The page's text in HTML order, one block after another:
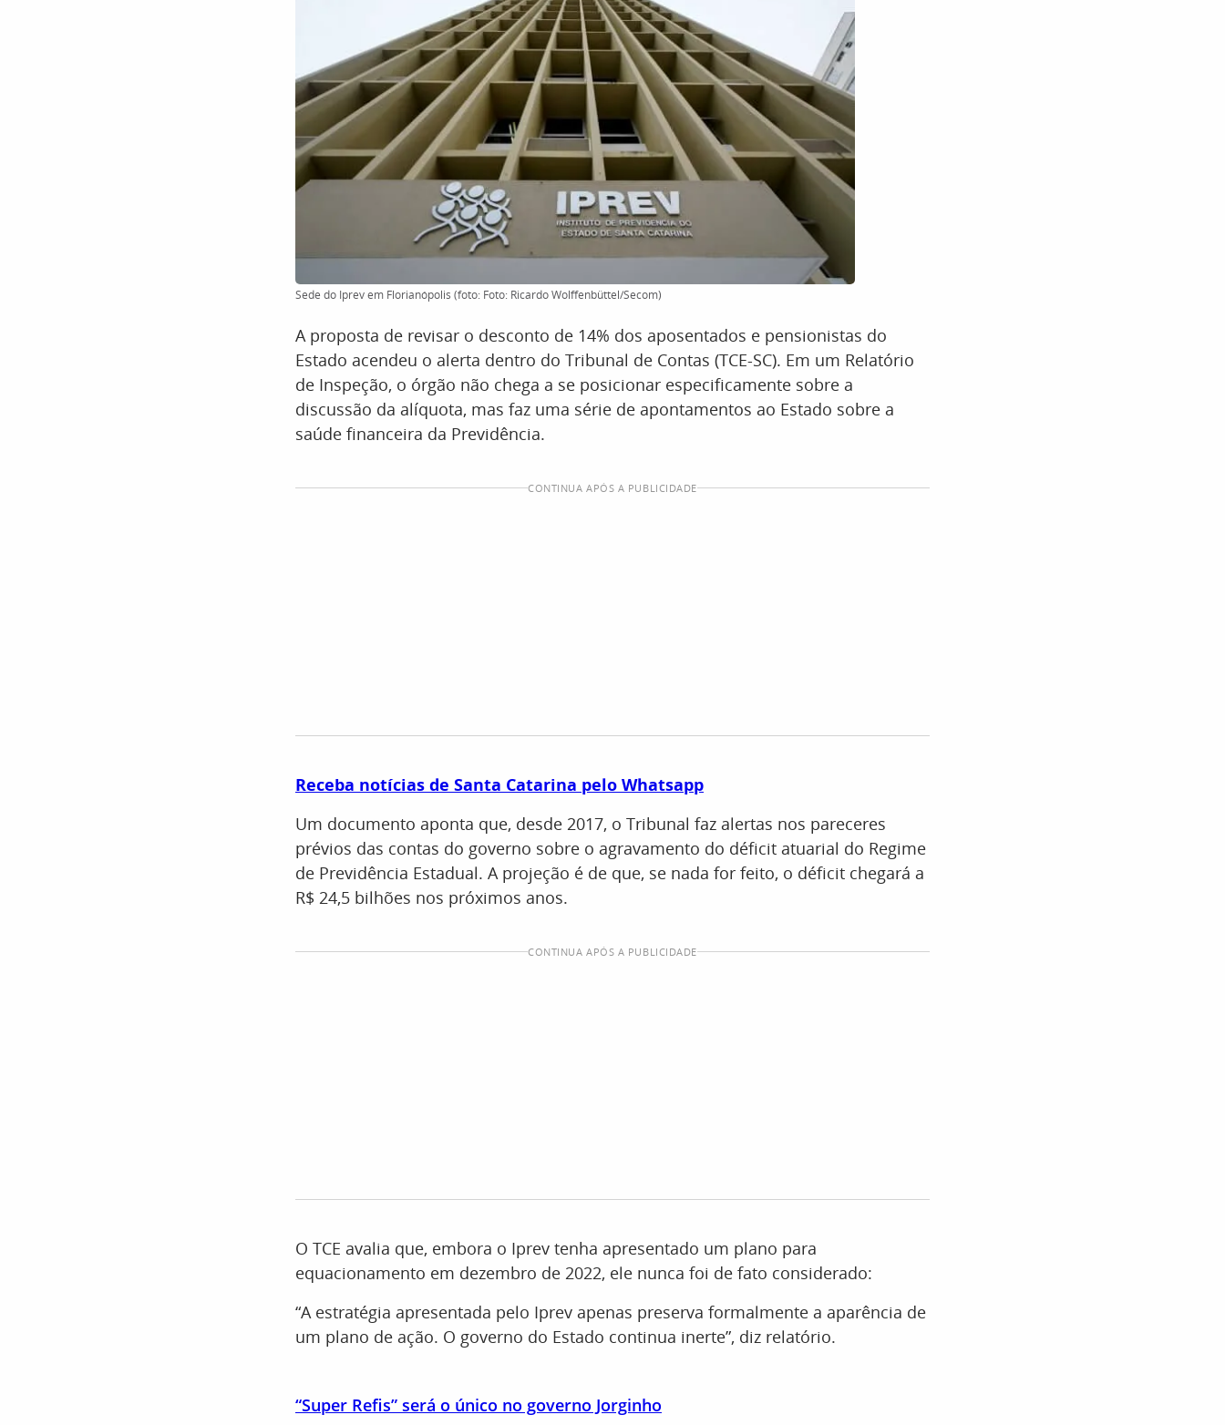
Sede do Iprev em Florianópolis (foto: Foto: Ricardo Wolffenbüttel/Secom)
A proposta de revisar o desconto de 14% dos aposentados e pensionistas do
Estado acendeu o alerta dentro do Tribunal de Contas (TCE-SC). Em um Relatório
de Inspeção, o órgão não chega a se posicionar especificamente sobre a
discussão da alíquota, mas faz uma série de apontamentos ao Estado sobre a
saúde financeira da Previdência.
CONTINUA APÓS A PUBLICIDADE
Receba notícias de Santa Catarina pelo Whatsapp
Um documento aponta que, desde 2017, o Tribunal faz alertas nos pareceres
prévios das contas do governo sobre o agravamento do déficit atuarial do Regime
de Previdência Estadual. A projeção é de que, se nada for feito, o déficit chegará a
R$ 24,5 bilhões nos próximos anos.
CONTINUA APÓS A PUBLICIDADE
O TCE avalia que, embora o Iprev tenha apresentado um plano para
equacionamento em dezembro de 2022, ele nunca foi de fato considerado:
“A estratégia apresentada pelo Iprev apenas preserva formalmente a aparência de
um plano de ação. O governo do Estado continua inerte”, diz relatório.
“Super Refis” será o único no governo Jorginho